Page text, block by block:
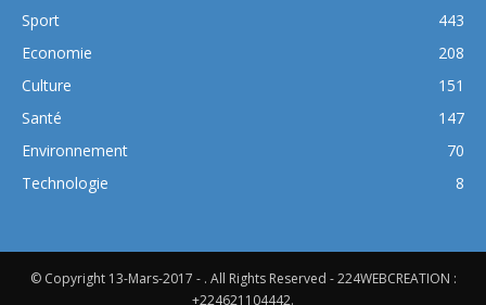
Sport
443
Economie
208
Culture
151
Santé
147
Environnement
70
Technologie
8
© Copyright 13-Mars-2017 - . All Rights Reserved - 224WEBCREATION :
+224621104442.